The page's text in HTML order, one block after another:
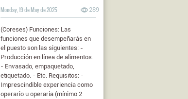
Monday, 19 de May de 2025 289
(Coreses) Funciones: Las
funciones que desempeñarás en
el puesto son las siguientes: -
Producción en línea de alimentos.
- Envasado, empaquetado,
etiquetado. - Etc. Requisitos: -
Imprescindible experiencia como
operario u operaria (mínimo 2